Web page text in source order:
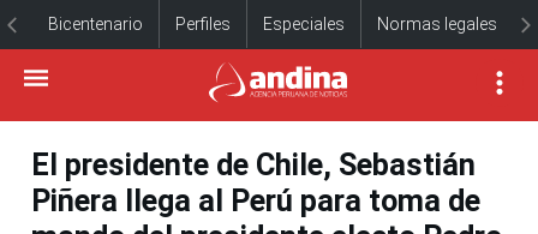
Bicentenario Perfiles Especiales Normas legales
El presidente de Chile, Sebastián
Piñera llega al Perú para toma de